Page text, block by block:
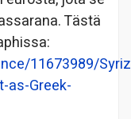
Tästä
11673989/
as-Greek-